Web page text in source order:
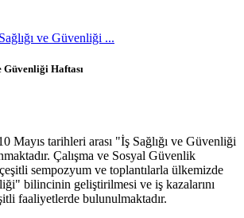
ve Güvenliği ...
Güvenliği Haftası
Mayıs tarihleri arası "İş Sağlığı ve Güvenliği
Çalışma ve Sosyal Güvenlik
sempozyum ve toplantılarla ülkemizde
bilincinin geliştirilmesi ve iş kazalarını
faaliyetlerde bulunulmaktadır.